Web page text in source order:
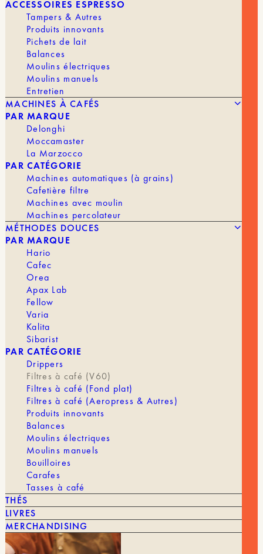
ACCESSOIRES ESPRESSO
Tampers & Autres
Produits innovants
Pichets de lait
Balances
Moulins électriques
Moulins manuels
Entretien
MACHINES À CAFÉS
PAR MARQUE
Delonghi
Moccamaster
La Marzocco
PAR CATÉGORIE
Machines automatiques (à grains)
Cafetière filtre
Machines avec moulin
Machines percolateur
MÉTHODES DOUCES
PAR MARQUE
Hario
Cafec
Orea
Apax Lab
Fellow
Varia
Kalita
Sibarist
PAR CATÉGORIE
Drippers
Filtres à café (V60)
Filtres à café (Fond plat)
Filtres à café (Aeropress & Autres)
Produits innovants
Balances
Moulins électriques
Moulins manuels
Bouilloires
Carafes
Tasses à café
THÉS
LIVRES
MERCHANDISING
Ce pack contient 100 filtres traditionnels et
coniques dont le papier a été blanchi pour
éliminer les goûts parasites.
Ils ont été conçus pour être utilisés de pair avec
lesdrippersconiques de
quantité de 4 tasses.
Caractéristiques
Chaque filtre est à usage unique !
il suffit de les rincer et de les insérer dans
votredripper
d’y verser l’eau chaude
d’utilisation sont présents sur l’emballage)
FILTRE
En stock
quantité
Filtres
Traditionnels
MARQUE
FILTRE
VOUS POURRIEZ AIMER AUSSI
TOUT VOIR